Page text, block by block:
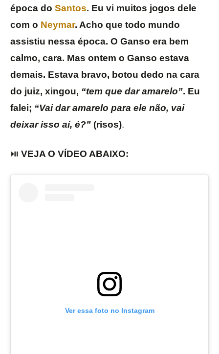
época do Santos. Eu vi muitos jogos dele
com o Neymar. Acho que todo mundo
assistiu nessa época. O Ganso era bem
calmo, cara. Mas ontem o Ganso estava
demais. Estava bravo, botou dedo na cara
do juiz, xingou, “tem que dar amarelo”. Eu
falei; “Vai dar amarelo para ele não, vai
deixar isso aí, é?” (risos).
⏯️ VEJA O VÍDEO ABAIXO:
Ver essa foto no Instagram